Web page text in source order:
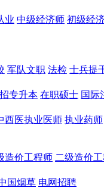
业 中级经济师 初级经
军队文职 法检 士兵提
专升本 在职硕士 国际
西医执业医师 执业药师
造价工程师 二级造价
国烟草 电网招聘